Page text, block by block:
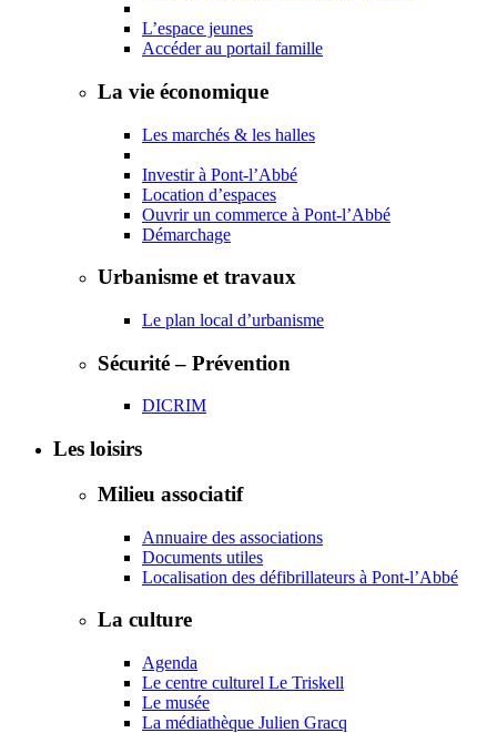
L’espace jeunes
Accéder au portail famille
La vie économique
Les marchés & les halles
Investir à Pont-l’Abbé
Location d’espaces
Ouvrir un commerce à Pont-l’Abbé
Démarchage
Urbanisme et travaux
Le plan local d’urbanisme
Sécurité – Prévention
DICRIM
Les loisirs
Milieu associatif
Annuaire des associations
Documents utiles
Localisation des défibrillateurs à Pont-l’Abbé
La culture
Agenda
Le centre culturel Le Triskell
Le musée
La médiathèque Julien Gracq